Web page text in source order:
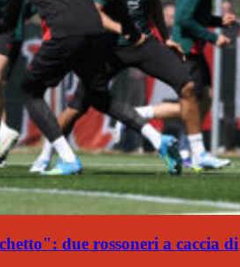
due rossoneri a caccia di